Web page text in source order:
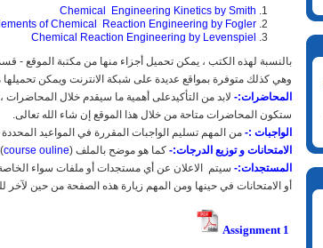
Chemical
Engineering Kinetics by Smith
of Chemical Reaction Engineering by Fogler
Chemical Reaction Engineering by Levenspiel
بالنسبة لهذه الكتب ، يمكن تحميل أجزاء منها من مكتبة الموقع -
وهي كذلك متوفرة بمواقع عديدة على شبكة الانترنت ويمكن تحميلها
المحاضرات:- لابد من التأكيدعلى أهمية ما سيقدم خلال المحاضرات
ستكون المحاضرات متاحة من خلال هذا الموقع إن شاء الله تعالى.
الواجبات :- من المهم تسليم الواجبات المقررة في المواعيد المحددة
الامتحانات و توزيع الدرجات:- كما هو موضح بالملف (course ouline
المستجدات:- سيتم الاعلان عن أي مستجدات أو ملفات سواء
أو الامتحانات في حينها ومن المهم زيارة هذه الصفحة من حين لآخر
Assignment 1